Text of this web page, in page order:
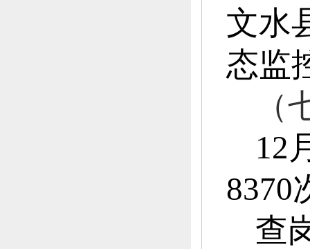
文水
态监
（
12
8370
查